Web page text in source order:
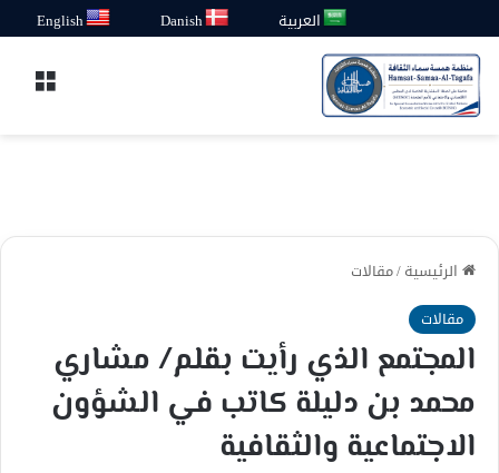
العربية Danish
English
الرئيسية/مقالات
مقالات
المجتمع الذي رأيت بقلم/ مشاري
محمد بن دليلة كاتب في الشؤون
الاجتماعية والثقافية